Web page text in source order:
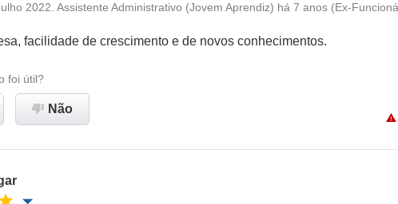
de promoção
esta empresa
2022. Assistente Administrativo (Jovem Aprendiz) há 7 anos (Ex-
facilidade de crescimento e de novos conhecimentos.
foi útil?
Não